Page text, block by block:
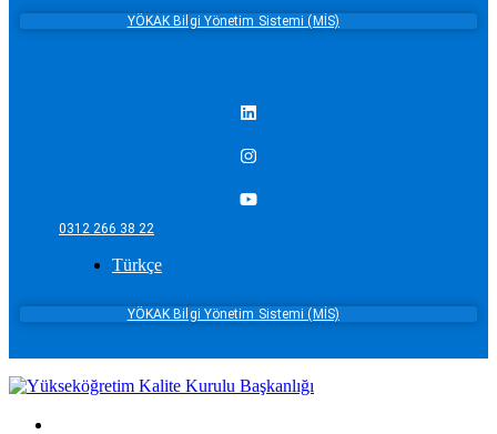
YÖKAK Bilgi Yönetim Sistemi (MİS)
0312 266 38 22
Türkçe
YÖKAK Bilgi Yönetim Sistemi (MİS)